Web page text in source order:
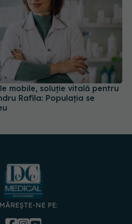
Rafila: Populația se
NE PE: